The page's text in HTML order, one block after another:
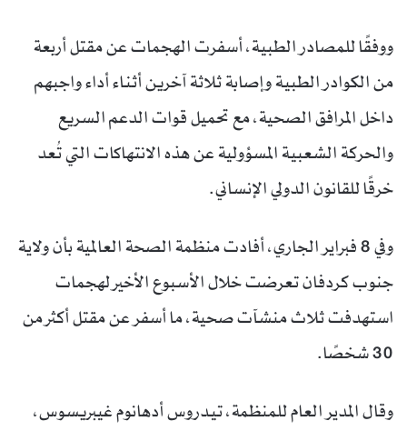
ووفقًا للمصادر الطبية، أسفرت الهجمات عن مقتل أربعة
من الكوادر الطبية وإصابة ثلاثة آخرين أثناء أداء واجبهم
داخل المرافق الصحية، مع تحميل قوات الدعم السريع
والحركة الشعبية المسؤولية عن هذه الانتهاكات التي تُعد
خرقًا للقانون الدولي الإنساني.
وفي 8 فبراير الجاري، أفادت منظمة الصحة العالمية بأن ولاية
جنوب كردفان تعرضت خلال الأسبوع الأخير لهجمات
استهدفت ثلاث منشآت صحية، ما أسفر عن مقتل أكثر من
30 شخصًا.
وقال المدير العام للمنظمة، تيدروس أدهانوم غيبريسوس،